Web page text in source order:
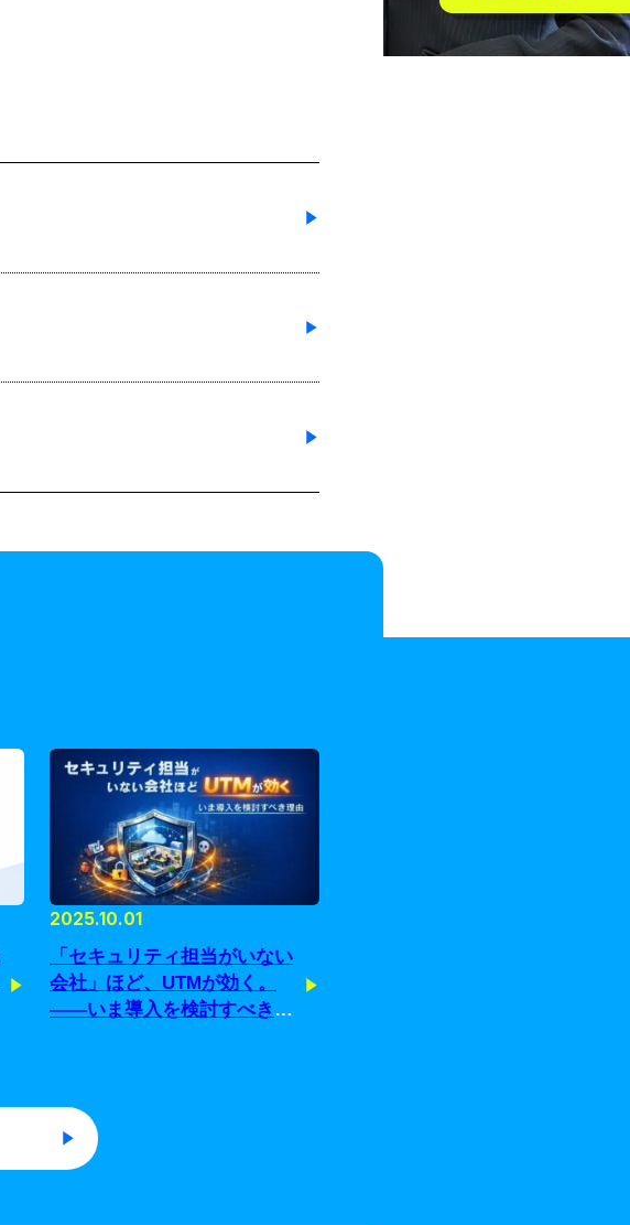
2025.10.01
「セキュリティ担当がいない
会社」ほど、UTMが効く。
——いま導入を検討すべき理